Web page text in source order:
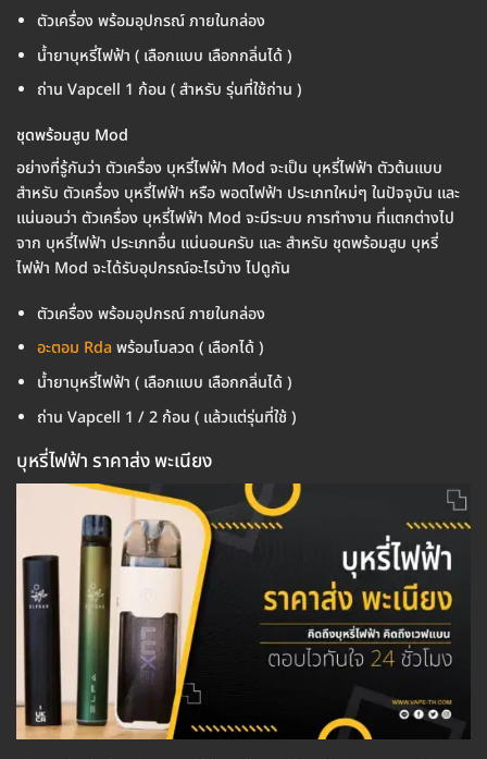
ตัวเครื่อง พร้อมอุปกรณ์ ภายในกล่อง
น้ำยาบุหรี่ไฟฟ้า ( เลือกแบบ เลือกกลิ่นได้ )
ถ่าน Vapcell 1 ก้อน ( สำหรับ รุ่นที่ใช้ถ่าน )
ชุดพร้อมสูบ Mod
อย่างที่รู้กันว่า ตัวเครื่อง บุหรี่ไฟฟ้า Mod จะเป็น บุหรี่ไฟฟ้า ตัวต้นแบบ
สำหรับ ตัวเครื่อง บุหรี่ไฟฟ้า หรือ พอตไฟฟ้า ประเภทใหม่ๆ ในปัจจุบัน และ
แน่นอนว่า ตัวเครื่อง บุหรี่ไฟฟ้า Mod จะมีระบบ การทำงาน ที่แตกต่างไป
จาก บุหรี่ไฟฟ้า ประเภทอื่น แน่นอนครับ และ สำหรับ ชุดพร้อมสูบ บุหรี่
ไฟฟ้า Mod จะได้รับอุปกรณ์อะไรบ้าง ไปดูกัน
ตัวเครื่อง พร้อมอุปกรณ์ ภายในกล่อง
อะตอม Rda พร้อมโมลวด ( เลือกได้ )
น้ำยาบุหรี่ไฟฟ้า ( เลือกแบบ เลือกกลิ่นได้ )
ถ่าน Vapcell 1 / 2 ก้อน ( แล้วแต่รุ่นที่ใช้ )
บุหรี่ไฟฟ้า ราคาส่ง พะเนียง